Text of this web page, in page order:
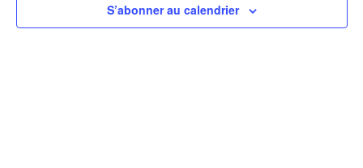
S’abonner au calendrier